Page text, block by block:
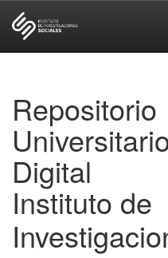
Repositorio
Digital
Instituto de